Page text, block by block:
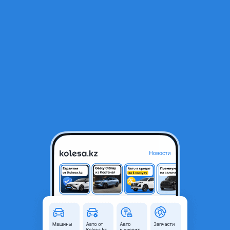
Нижняя часть бампера rav4
Алматы, Алматинская